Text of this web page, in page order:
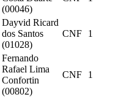
(00046)
Dayvid Ricard
dos Santos
(01028)
CNF 1
Fernando
Rafael Lima
Confortin
(00802)
CNF 1